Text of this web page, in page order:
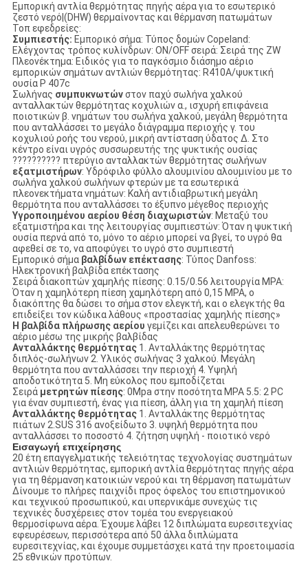
Εμπορική αντλία θερμότητας πηγής αέρα για το εσωτερικό
ζεστό νερό|(DHW) θερμαίνοντας και θέρμανση πατωμάτων
Τοπ εφεδρείες:
Συμπιεστής: Εμπορικό σήμα: Τύπος δομών Copeland:
Ελέγχοντας τρόπος κυλίνδρων: ON/OFF σειρά: Σειρά της ZW
Πλεονέκτημα: Ειδικός για το παγκόσμιο διάσημο αέριο
εμπορικών σημάτων αντλιών θερμότητας: R410A/ψυκτική
ουσία Ρ 407c
Σωλήνας συμπυκνωτώνστον παχύ σωλήνα χαλκού
ανταλλακτών θερμότητας κοχυλιών α., ισχυρή επιφάνεια
ποιοτικών β. νημάτων του σωλήνα χαλκού, μεγάλη θερμότητα
που ανταλλάσσει το μεγάλο διάγραμμα περιοχής γ. του
κοχυλιού ροής του νερού, μικρή αντίσταση ύδατος Δ. Στο
κέντρο είναι υγρός συσσωρευτής της ψυκτικής ουσίας
?????????? πτερύγιο ανταλλακτών θερμότητας σωλήνων
εξατμιστήρων: Υδρόφιλο φύλλο αλουμινίου αλουμινίου με το
σωλήνα χαλκού σωλήνων φτερών με τα εσωτερικά
πλεονεκτήματα νημάτων: Καλή αντιδιαβρωτική μεγάλη
θερμότητα που ανταλλάσσει το έξυπνο μέγεθος περιοχής
Υγροποιημένου αερίου θέση διαχωριστών: Μεταξύ του
εξατμιστήρα και της λειτουργίας συμπιεστών: Όταν η ψυκτική
ουσία περνά από το, μόνο το αέριο μπορεί να βγεί, το υγρό θα
αφεθεί σε το, να αποφύγει το υγρό στο συμπιεστή
Εμπορικό σήμα βαλβίδων επέκτασης: Τύπος Danfoss:
Ηλεκτρονική βαλβίδα επέκτασης
Σειρά διακοπτών χαμηλής πίεσης: 0.15/0.56 λειτουργία MPA:
Όταν η χαμηλότερη πίεση χαμηλότερη από 0,15 MPA, ο
διακόπτης θα δώσει το σήμα στον ελεγκτή, και ο ελεγκτής θα
επιδείξει τον κώδικα λάθους «προστασίας χαμηλής πίεσης»
Η βαλβίδα πλήρωσης αερίου γεμίζει και απελευθερώνει το
αέριο μέσω της μικρής βαλβίδας
Ανταλλάκτης θερμότητας1. Ανταλλάκτης θερμότητας
διπλός-σωλήνων 2. Υλικός σωλήνας 3 χαλκού. Μεγάλη
θερμότητα που ανταλλάσσει την περιοχή 4. Υψηλή
αποδοτικότητα 5. Μη εύκολος που εμποδίζεται
Σειρά μετρητών πίεσης: 0Mpa στην ποσότητα MPA 5.5: 2 PC
για έναν συμπιεστή, ένας για πίεση, άλλη για τη χαμηλή πίεση
Ανταλλάκτης θερμότητας1. Ανταλλάκτης θερμότητας
πιάτων 2.SUS 316 ανοξείδωτο 3. υψηλή θερμότητα που
ανταλλάσσει το ποσοστό 4. ζήτηση υψηλή - ποιοτικό νερό
Εισαγωγή επιχείρησης
20 έτη επαγγελματικής τελειότητας τεχνολογίας συστημάτων
αντλιών θερμότητας, εμπορική αντλία θερμότητας πηγής αέρα
για τη θέρμανση κατοικιών νερού και τη θέρμανση πατωμάτων
Δίνουμε το πλήρες παιχνίδι προς όφελος του επιστημονικού
και τεχνικού προσωπικού, και υπερνικάμε συνεχώς τις
τεχνικές δυσχέρειες στον τομέα του ενεργειακού
θερμοσίφωνα αέρα. Έχουμε λάβει 12 διπλώματα ευρεσιτεχνίας
εφευρέσεων, περισσότερα από 50 άλλα διπλώματα
ευρεσιτεχνίας, και έχουμε συμμετάσχει κατά την προετοιμασία
25 εθνικών προτύπων.